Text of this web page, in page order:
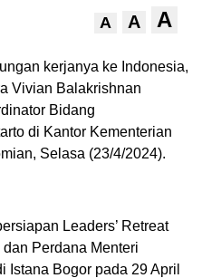
A A A
kerjanya ke Indonesia,
Vivian Balakrishnan
Bidang
di Kantor Kementerian
Selasa (23/4/2024).
Leaders’ Retreat
Perdana Menteri
Istana Bogor pada 29 April